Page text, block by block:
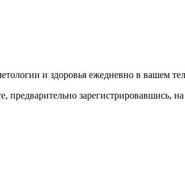
и здоровья ежедневно в вашем
предварительно зарегистрировавшись, на